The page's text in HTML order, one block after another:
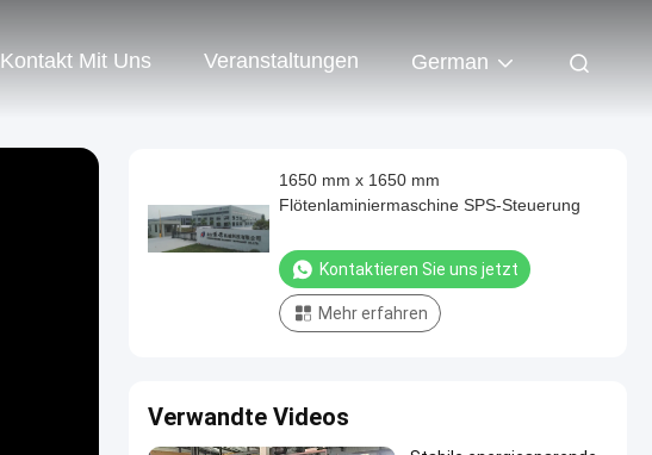
Kontakt Mit Uns Veranstaltungen German
1650 mm x 1650 mm
Flötenlaminiermaschine SPS-Steuerung
Kontaktieren Sie uns jetzt
Mehr erfahren
Verwandte Videos